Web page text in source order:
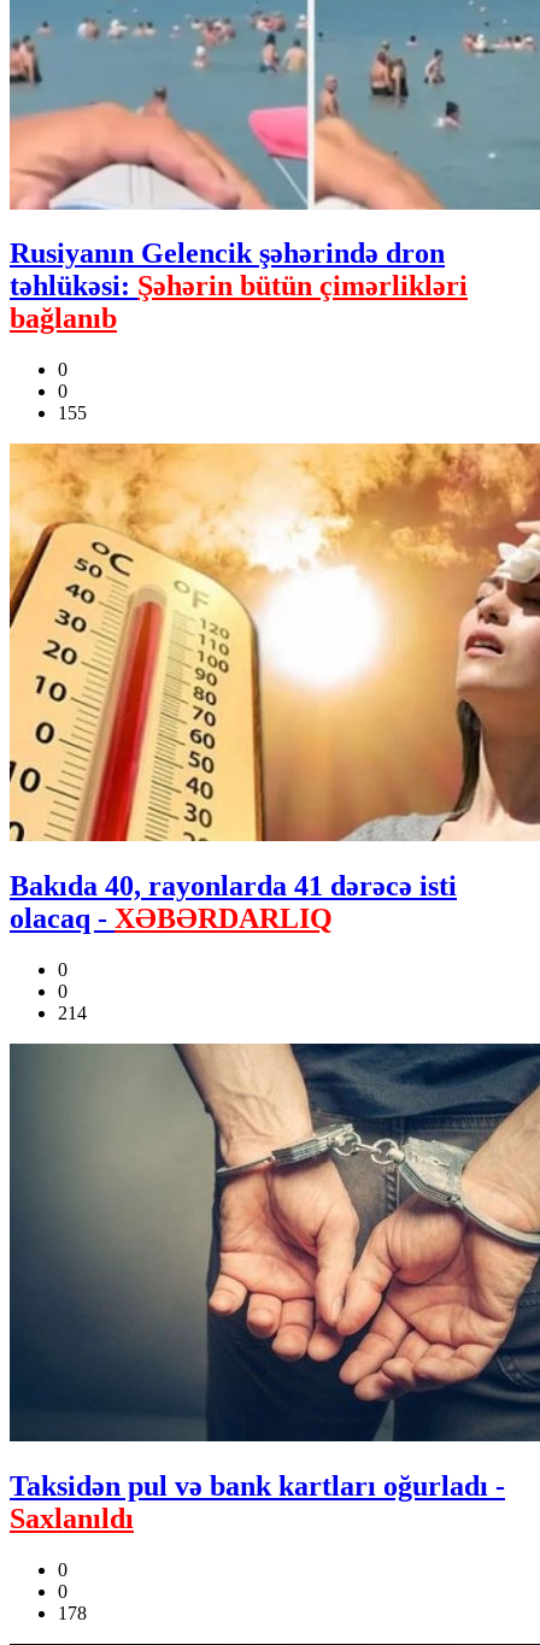
Rusiyanın Gelencik şəhərində dron
təhlükəsi: Şəhərin bütün çimərlikləri
bağlanıb
0
0
155
Bakıda 40, rayonlarda 41 dərəcə isti
olacaq - XƏBƏRDARLIQ
0
0
214
Taksidən pul və bank kartları oğurladı -
Saxlanıldı
0
0
178